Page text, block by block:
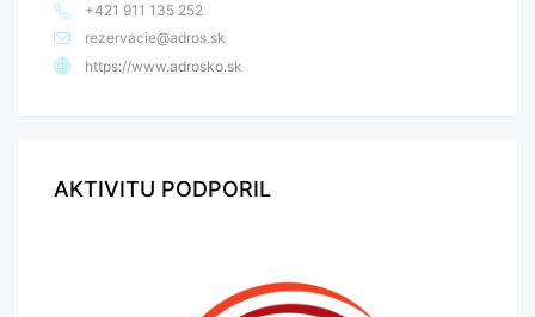
+421 911 135 252
rezervacie@adros.sk
https://www.adrosko.sk
AKTIVITU PODPORIL